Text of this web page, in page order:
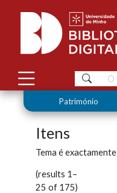
Património
Itens
Tema é exactamente
(results 1–
25 of 175)